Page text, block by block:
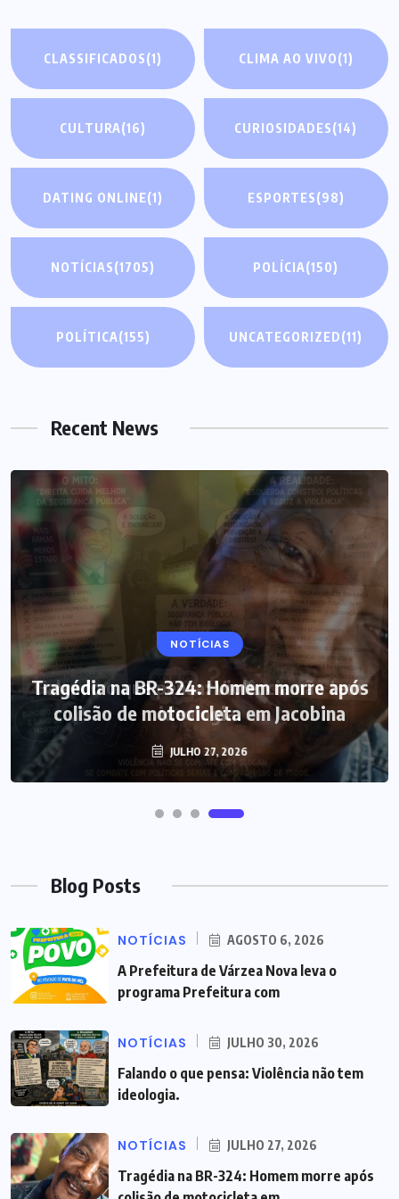
CLASSIFICADOS(1) CLIMA AO VIVO(1)
CULTURA(16) CURIOSIDADES(14)
DATING ONLINE(1) ESPORTES(98)
NOTÍCIAS(1705) POLÍCIA(150)
POLÍTICA(155) UNCATEGORIZED(11)
Recent News
NOTÍCIAS
Tragédia na BR-324: Homem morre após
colisão de motocicleta em Jacobina
JULHO 27, 2026
Blog Posts
NOTÍCIAS AGOSTO 6, 2026
A Prefeitura de Várzea Nova leva o
programa Prefeitura com
NOTÍCIAS JULHO 30, 2026
Falando o que pensa: Violência não tem
ideologia.
NOTÍCIAS JULHO 27, 2026
Tragédia na BR-324: Homem morre após